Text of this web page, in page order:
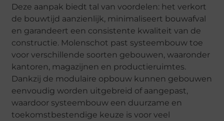
Deze aanpak biedt tal van voordelen: het verkort
de bouwtijd aanzienlijk, minimaliseert bouwafval
en garandeert een consistente kwaliteit van de
constructie. Molenschot past systeembouw toe
voor verschillende soorten gebouwen, waaronder
kantoren, magazijnen en productieruimtes.
Dankzij de modulaire opbouw kunnen gebouwen
eenvoudig worden uitgebreid of aangepast,
waardoor systeembouw een duurzame en
toekomstbestendige keuze is voor veel